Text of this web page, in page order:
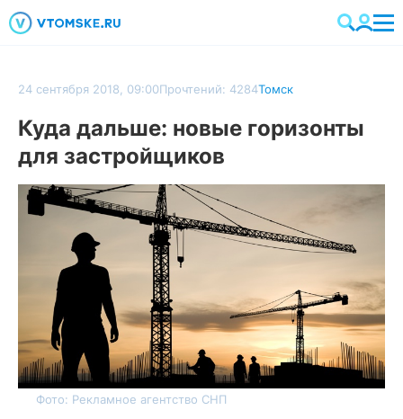
24 сентября 2018, 09:00Прочтений: 4284Томск
Куда дальше: новые горизонты
для застройщиков
Фото: Рекламное агентство СНП